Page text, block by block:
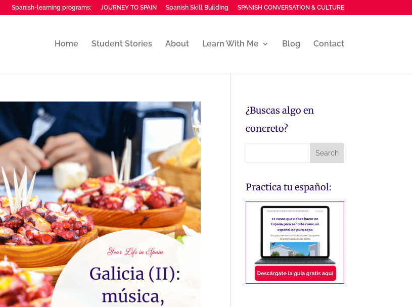
Spanish-learning programs: JOURNEY TO SPAIN Spanish Skill Building SPANISH CONVERSATION & CULTURE
Home Student Stories About Learn With Me Blog Contact
¿Buscas algo en
concreto?
Practica tu español: